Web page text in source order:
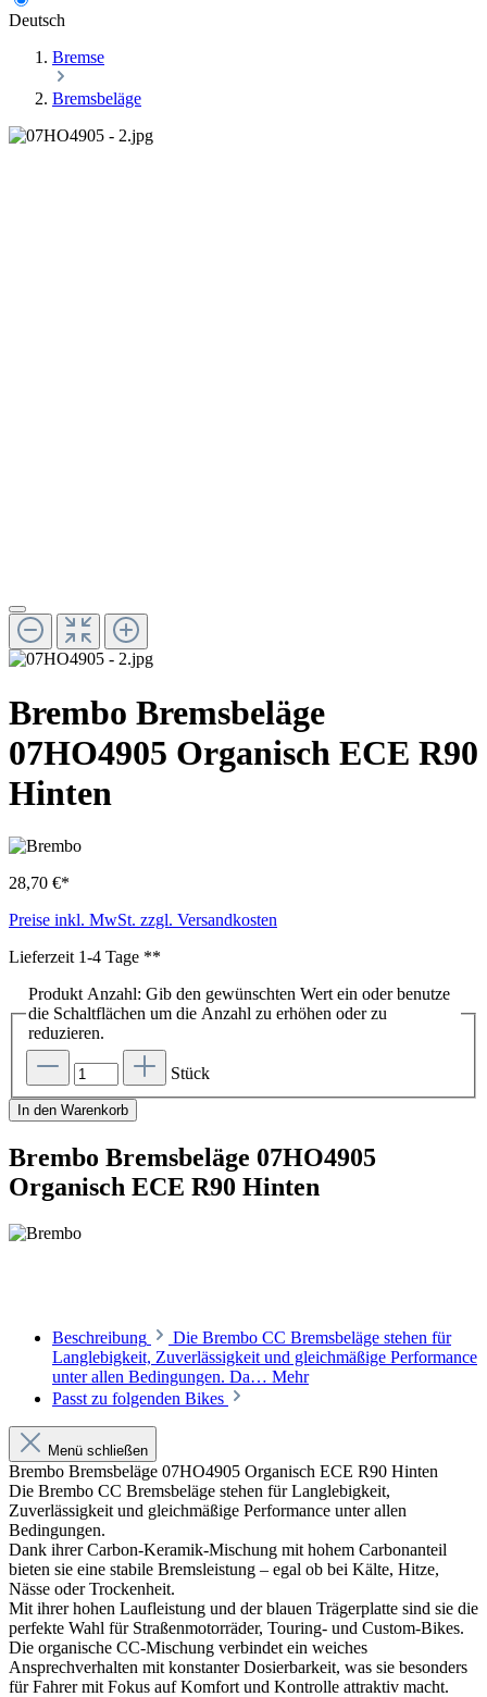
Deutsch
Bremse
Bremsbeläge
Brembo Bremsbeläge
07HO4905 Organisch ECE R90
Hinten
28,70 €*
Preise inkl. MwSt. zzgl. Versandkosten
Lieferzeit 1-4 Tage **
Produkt Anzahl: Gib den gewünschten Wert ein oder benutze
die Schaltflächen um die Anzahl zu erhöhen oder zu
reduzieren.
Stück
In den Warenkorb
Brembo Bremsbeläge 07HO4905
Organisch ECE R90 Hinten
Beschreibung
Die Brembo CC Bremsbeläge stehen für
Langlebigkeit, Zuverlässigkeit und gleichmäßige Performance
unter allen Bedingungen. Da… Mehr
Passt zu folgenden Bikes
Menü schließen
Brembo Bremsbeläge 07HO4905 Organisch ECE R90 Hinten
Die Brembo CC Bremsbeläge stehen für Langlebigkeit,
Zuverlässigkeit und gleichmäßige Performance unter allen
Bedingungen.
Dank ihrer Carbon-Keramik-Mischung mit hohem Carbonanteil
bieten sie eine stabile Bremsleistung – egal ob bei Kälte, Hitze,
Nässe oder Trockenheit.
Mit ihrer hohen Laufleistung und der blauen Trägerplatte sind sie die
perfekte Wahl für Straßenmotorräder, Touring- und Custom-Bikes.
Die organische CC-Mischung verbindet ein weiches
Ansprechverhalten mit konstanter Dosierbarkeit, was sie besonders
für Fahrer mit Fokus auf Komfort und Kontrolle attraktiv macht.